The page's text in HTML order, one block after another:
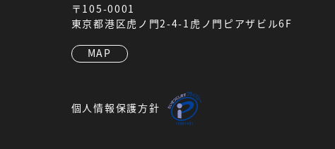
〒105-0001
東京都港区虎ノ門2-4-1虎ノ門ピアザビル6F
MAP
個人情報保護方針